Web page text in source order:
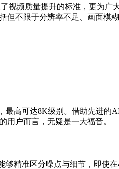
质量提升的标准，更为广
但不限于分辨率不足、画面模
达8K级别。借助先进的AI算
，无疑是一大福音。
够精准区分噪点与细节，即